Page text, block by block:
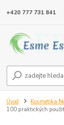
+420 777 731 841
Úvod Kosmetika
100 praktických